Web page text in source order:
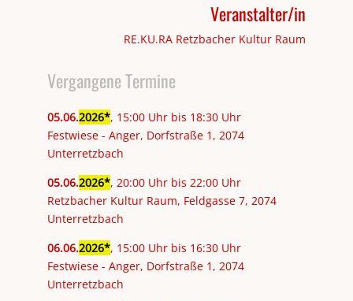
Veranstalter/in
RE.KU.RA Retzbacher Kultur Raum
Vergangene Termine
05.06.2026 , 15:00 Uhr bis 18:30 Uhr
Festwiese - Anger, Dorfstraße 1, 2074
Unterretzbach
05.06.2026 , 20:00 Uhr bis 22:00 Uhr
Retzbacher Kultur Raum, Feldgasse 7, 2074
Unterretzbach
06.06.2026 , 15:00 Uhr bis 16:30 Uhr
Festwiese - Anger, Dorfstraße 1, 2074
Unterretzbach